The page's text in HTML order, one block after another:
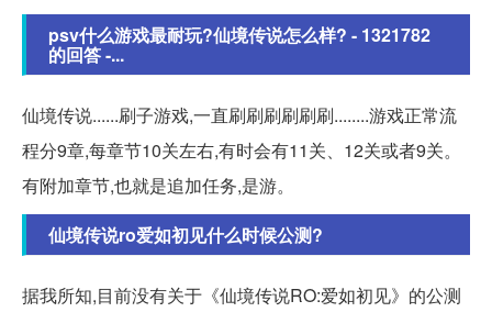
psv什么游戏最耐玩?仙境传说怎么样? - 1321782
的回答 -...
仙境传说......刷子游戏,一直刷刷刷刷刷刷........游戏正常流
程分9章,每章节10关左右,有时会有11关、12关或者9关。
有附加章节,也就是追加任务,是游。
仙境传说ro爱如初见什么时候公测?
据我所知,目前没有关于《仙境传说RO:爱如初见》的公测